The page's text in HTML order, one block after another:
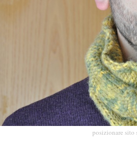
posizionare sito